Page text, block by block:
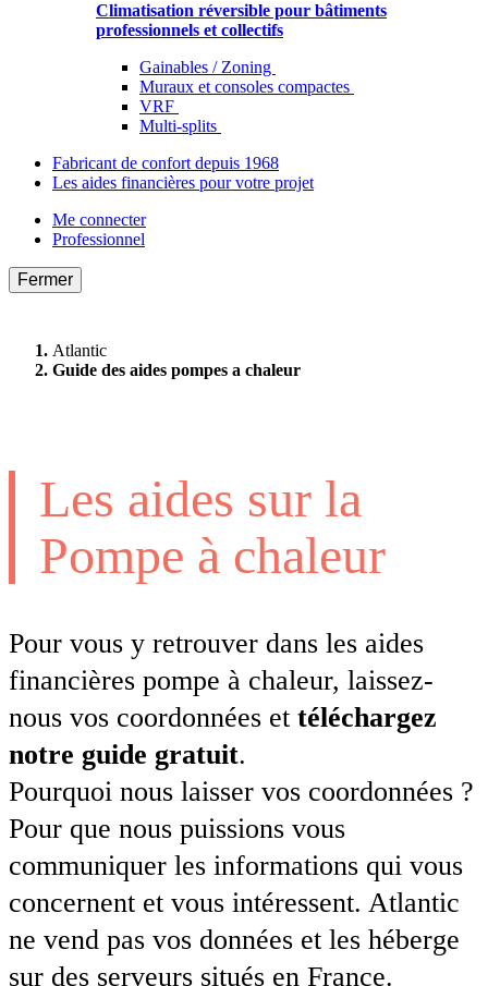
Climatisation réversible pour bâtiments
professionnels et collectifs
Gainables / Zoning
Muraux et consoles compactes
VRF
Multi-splits
Fabricant de confort depuis 1968
Les aides financières pour votre projet
Me connecter
Professionnel
Fermer
Atlantic
Guide des aides pompes a chaleur
Les aides sur la
Pompe à chaleur
Pour vous y retrouver dans les aides
financières pompe à chaleur, laissez-
nous vos coordonnées et téléchargez
notre guide gratuit.
Pourquoi nous laisser vos coordonnées ?
Pour que nous puissions vous
communiquer les informations qui vous
concernent et vous intéressent. Atlantic
ne vend pas vos données et les héberge
sur des serveurs situés en France.